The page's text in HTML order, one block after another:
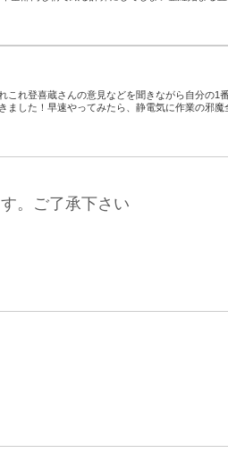
これ登喜蔵さんの意見などを聞きながら自分の1
ました！早速やってみたら、静電気に作業の邪魔
。ご了承下さい